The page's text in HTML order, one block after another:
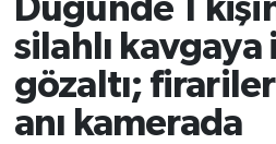
Düğünde 1
silahlı kavgaya
gözaltı;
anı kamerada